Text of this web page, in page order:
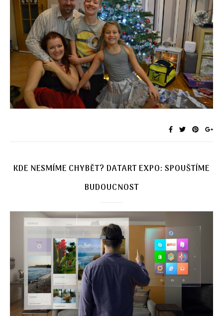
KDE NESMÍME CHYBĚT? DATART EXPO: SPOUŠTÍME
BUDOUCNOST